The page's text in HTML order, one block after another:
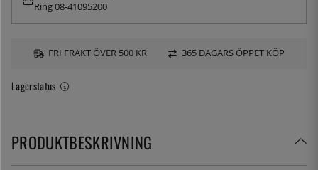
Lagerstatus
Ring 08-41095200
FRI FRAKT ÖVER 500 KR 365 DAGARS ÖPPET KÖP
PRODUKTBESKRIVNING